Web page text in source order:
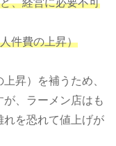
、経営に必要不可
件費の上昇）
昇）を補うため、
、ラーメン店はも
れを恐れて値上げが